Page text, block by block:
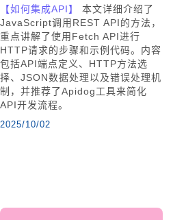
【如何集成API】
本文详细介绍了
JavaScript调用REST API的方法，
重点讲解了使用Fetch API进行
HTTP请求的步骤和示例代码。内容
包括API端点定义、HTTP方法选
择、JSON数据处理以及错误处理机
制，并推荐了Apidog工具来简化
API开发流程。
2025/10/02